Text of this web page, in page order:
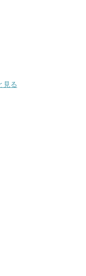
見る